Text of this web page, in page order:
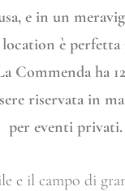
e in un
location è
Commenda ha
riservata in
per eventi privati.
e il campo di